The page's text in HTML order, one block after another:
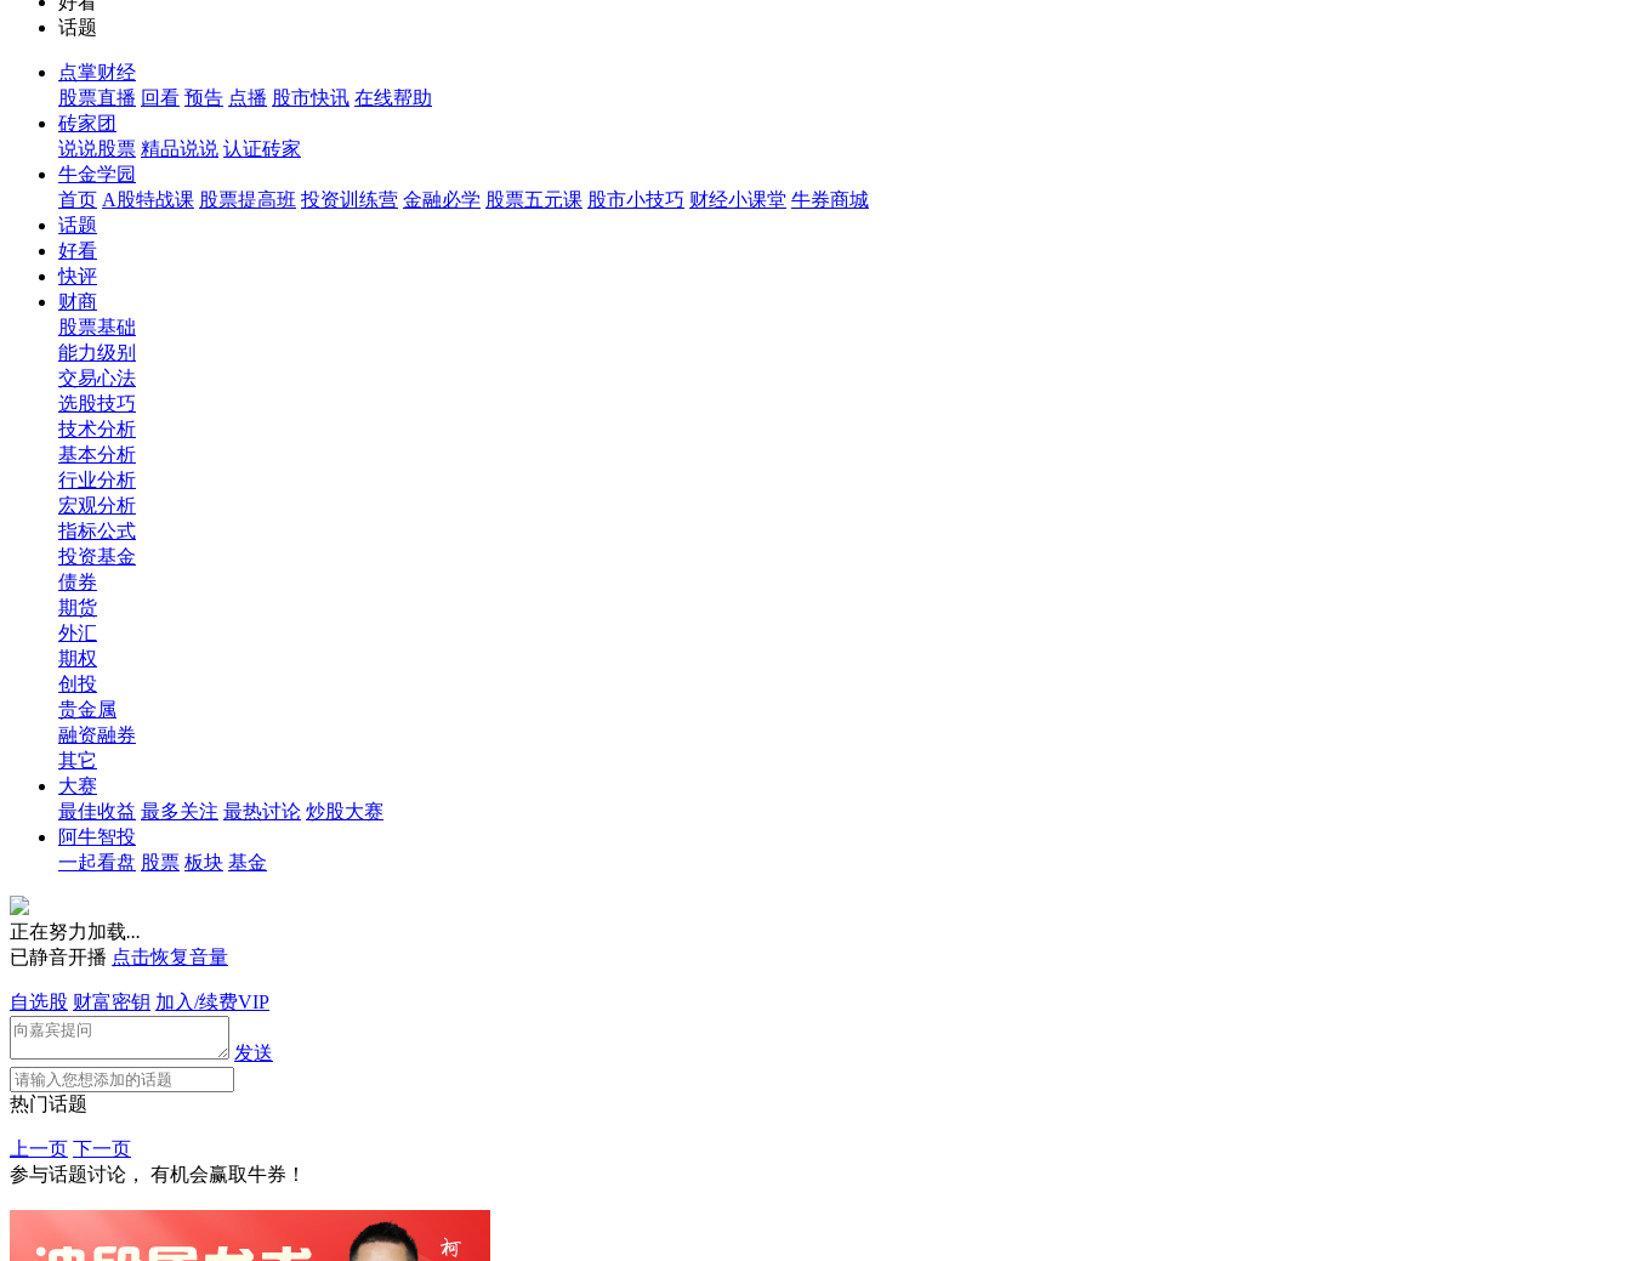
话题
点掌财经
股票直播 回看 预告 点播 股市快讯 在线帮助
砖家团
说说股票 精品说说 认证砖家
牛金学园
首页 A股特战课 股票提高班 投资训练营 金融必学 股票五元课 股市小技巧 财经小课堂 牛券商城
话题
好看
快评
财商
股票基础
能力级别
交易心法
选股技巧
技术分析
基本分析
行业分析
宏观分析
指标公式
投资基金
债券
期货
外汇
期权
创投
贵金属
融资融券
其它
大赛
最佳收益 最多关注 最热讨论 炒股大赛
阿牛智投
一起看盘 股票 板块 基金
正在努力加载...
已静音开播 点击恢复音量
自选股 财富密钥 加入/续费VIP
发送
热门话题
上一页 下一页
参与话题讨论， 有机会赢取牛券！